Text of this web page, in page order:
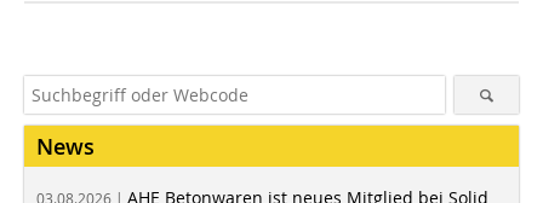
News
03.08.2026 | AHE Betonwaren ist neues Mitglied bei Solid